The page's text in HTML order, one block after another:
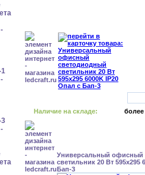
Наличие на складе: более
Универсальный офисный
светильник 20 Вт 595x295
Бап-3